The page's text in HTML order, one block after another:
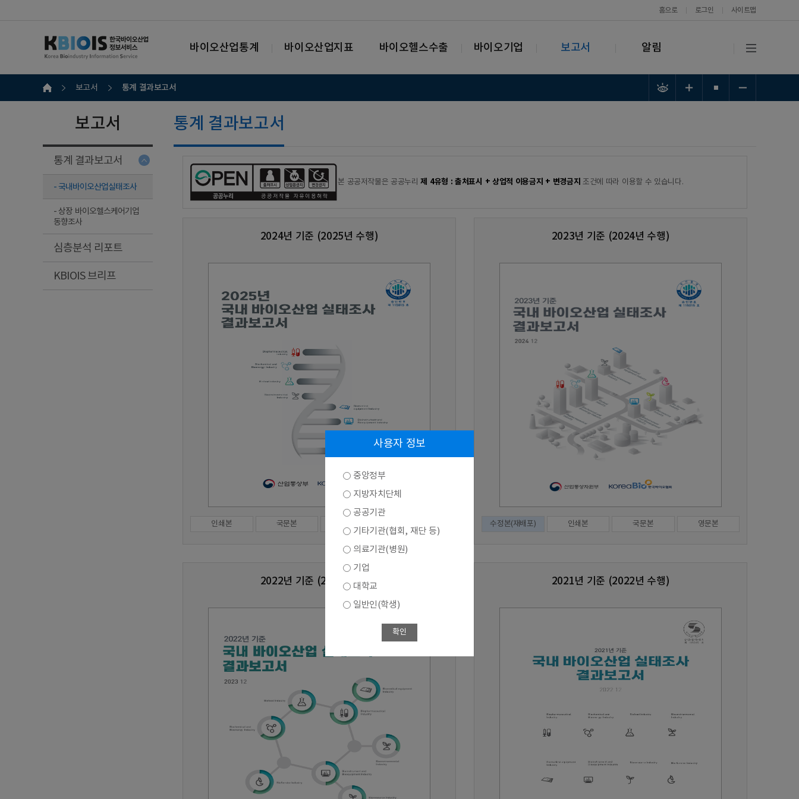
홈으로 로그인 사이트맵
바이오산업통계 바이오산업지표 바이오헬스수출 바이오기업 보고서 알림
보고서 통계 결과보고서
보고서
통계 결과보고서
- 국내바이오산업실태조사
- 상장 바이오헬스케어기업
동향조사
심층분석 리포트
KBIOIS 브리프
통계 결과보고서
본 공공저작물은 공공누리제 4유형 : 출처표시 + 상업적 이용금지 + 변경금지 조건에 따라 이용할 수 있습니다.
2024년 기준 (2025년 수행)
인쇄본 국문본
2023년 기준 (2024년 수행)
수정본(재배포) 인쇄본 국문본 영문본
2022년 기준 (2023년 수행) 2021년 기준 (2022년 수행)
사용자 정보
중앙정부
지방자치단체
공공기관
기타기관(협회, 재단 등)
의료기관(병원)
기업
대학교
일반인(학생)
확인